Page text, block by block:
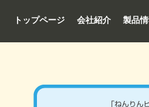
トップページ 会社紹介 製品